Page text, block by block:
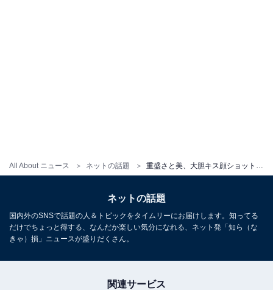
All About ニュース ネットの話題 重盛さと美、大胆キス顔ショット公開！ 「待ち受けしたい程かわゆす」「え、え、え、可愛すぎ！」
ネットの話題
国内外のSNSで話題の人＆トピックをタイムリーにお届けします。知ってる
だけでちょっと得する、なんだか楽しい気分になれる、ネット発「知ら（な
きゃ）損」ニュースが盛りだくさん。
関連サービス